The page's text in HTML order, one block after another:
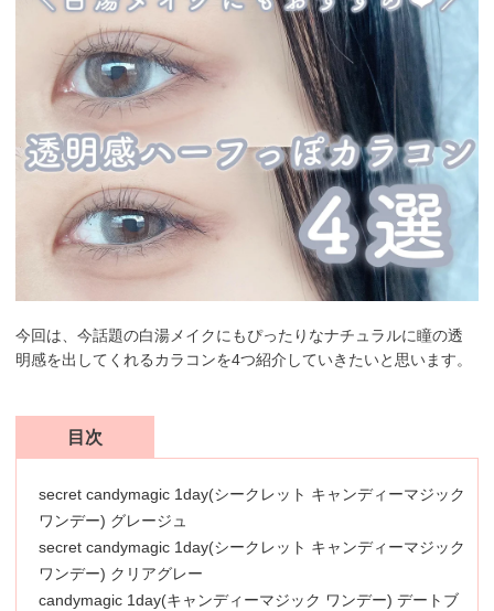
今回は、今話題の白湯メイクにもぴったりなナチュラルに瞳の透
明感を出してくれるカラコンを4つ紹介していきたいと思います。
目次
secret candymagic 1day(シークレット キャンディーマジック
ワンデー) グレージュ
secret candymagic 1day(シークレット キャンディーマジック
ワンデー) クリアグレー
candymagic 1day(キャンディーマジック ワンデー) デートブ